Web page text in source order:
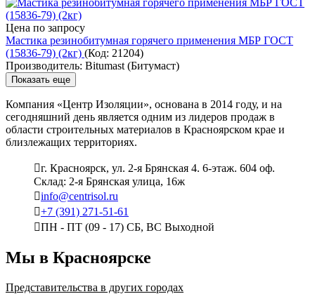
Цена по запросу
Мастика резинобитумная горячего применения МБР ГОСТ
(15836-79) (2кг) (Код: 21204)
Производитель: Bitumast (Битумаст)
Показать еще
Компания «Центр Изоляции», основана в 2014 году, и на
сегодняшний день является одним из лидеров продаж в
области строительных материалов в Красноярском крае и
близлежащих территориях.
г. Красноярск, ул. 2-я Брянская 4. 6-этаж. 604 оф.
Склад: 2-я Брянская улица, 16ж
info@centrisol.ru
+7 (391) 271-51-61
ПН - ПТ (09 - 17) СБ, ВС Выходной
Мы в Красноярске
Представительства в других городах